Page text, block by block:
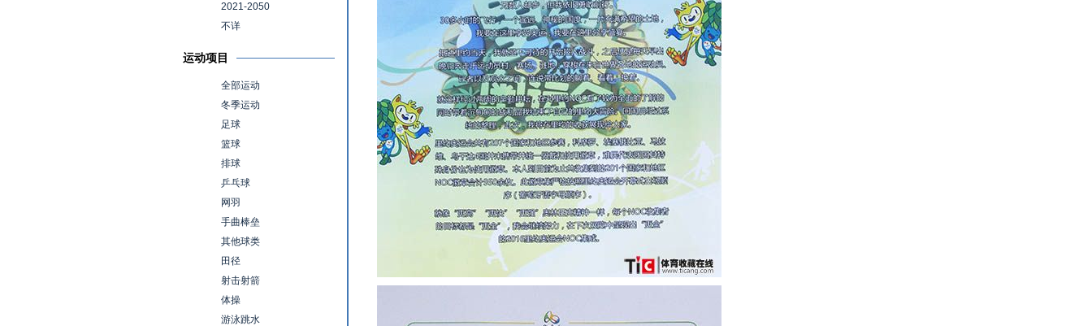
2021-2050
不详
运动项目
全部运动
冬季运动
足球
篮球
排球
乒乓球
网羽
手曲棒垒
其他球类
田径
射击射箭
体操
游泳跳水